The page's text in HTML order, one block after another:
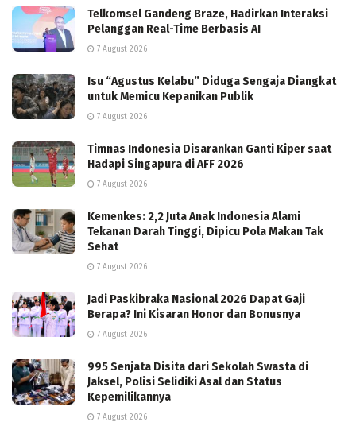
Telkomsel Gandeng Braze, Hadirkan Interaksi
Pelanggan Real-Time Berbasis AI
7 August 2026
Isu “Agustus Kelabu” Diduga Sengaja Diangkat
untuk Memicu Kepanikan Publik
7 August 2026
Timnas Indonesia Disarankan Ganti Kiper saat
Hadapi Singapura di AFF 2026
7 August 2026
Kemenkes: 2,2 Juta Anak Indonesia Alami
Tekanan Darah Tinggi, Dipicu Pola Makan Tak
Sehat
7 August 2026
Jadi Paskibraka Nasional 2026 Dapat Gaji
Berapa? Ini Kisaran Honor dan Bonusnya
7 August 2026
995 Senjata Disita dari Sekolah Swasta di
Jaksel, Polisi Selidiki Asal dan Status
Kepemilikannya
7 August 2026